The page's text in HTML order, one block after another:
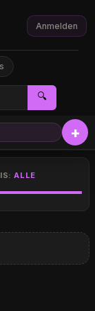
🔍
Anmelden
ALLE